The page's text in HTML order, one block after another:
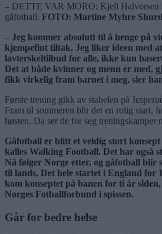
– DETTE VAR MORO: Kjell Halvorsen
gåfotball. FOTO: Martine Myhre
– Jeg kommer absolutt til å henge på
kjempefint tiltak. Jeg liker ideen med
lavterskeltilbud for alle, ikke kun
Det at både kvinner og menn er med,
fikk virkelig fram barnet i meg, sier
Første trening gikk av stabelen på
Fram til sommeren blir det en rolig start,
høsten. Da ser de for seg treningskamper
Gåfotball er blitt et veldig stort
kalles Walking Football. Det har også
Nå følger Norge etter, og gåfotball
til lands. Det hele startet i England for
kom konseptet på banen for ti år
Norges Fotballforbund i spissen.
Går for bedre helse